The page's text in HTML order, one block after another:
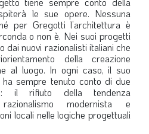
le sue opere. Nessuna
per Gregotti l’architettura è
o non è. Nei suoi progetti
dai nuovi razionalisti italiani che
della creazione
al luogo. In ogni caso, il suo
ha sempre tenuto conto di due
il rifiuto della tendenza
modernista e
locali nelle logiche progettuali